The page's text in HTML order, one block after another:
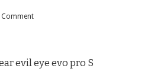
Comment
evil eye evo pro S